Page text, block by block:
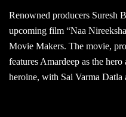
Renowned producers Suresh
upcoming film “Naa
Movie Makers. The movie,
features Amardeep as the
heroine, with Sai Varma Datla